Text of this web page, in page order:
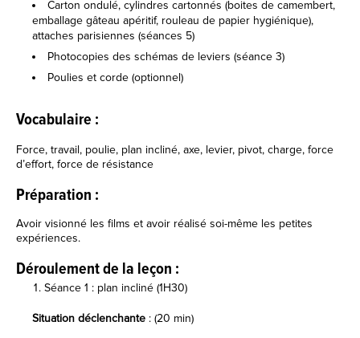
Carton ondulé, cylindres cartonnés (boites de camembert,
emballage gâteau apéritif, rouleau de papier hygiénique),
attaches parisiennes (séances 5)
Photocopies des schémas de leviers (séance 3)
Poulies et corde (optionnel)
Vocabulaire :
Force, travail, poulie, plan incliné, axe, levier, pivot, charge, force
d’effort, force de résistance
Préparation :
Avoir visionné les films et avoir réalisé soi-même les petites
expériences.
Déroulement de la leçon :
Séance 1 : plan incliné (1H30)
Situation déclenchante : (20 min)